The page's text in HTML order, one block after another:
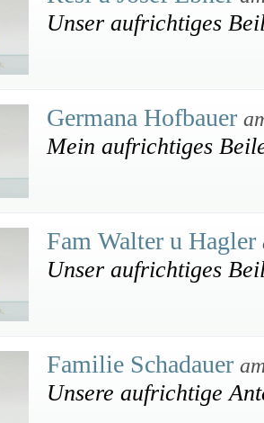
Unser aufrichtiges
Germana Hofbauer
Mein aufrichtiges
Fam Walter u Hagler
Unser aufrichtiges
Familie Schadauer
Unsere aufrichtige